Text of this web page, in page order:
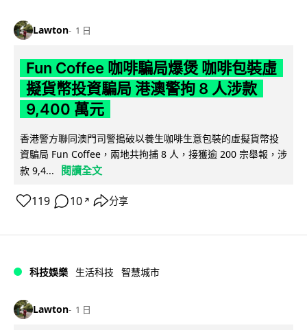
Lawton 1 日
Fun Coffee 咖啡騙局爆煲 咖啡包裝虛
擬貨幣投資騙局 港澳警拘 8 人涉款
9,400 萬元
香港警方聯同澳門司警搗破以養生咖啡生意包裝的虛擬貨幣投
資騙局 Fun Coffee，兩地共拘捕 8 人，接獲逾 200 宗舉報，涉
款 9,4...
閱讀全文
119 10 ↗ 分享
科技娛樂 生活科技 智慧城市
Lawton 1 日